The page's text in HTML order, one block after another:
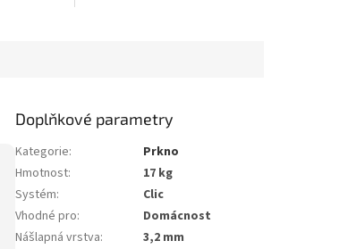
Doplňkové parametry
Kategorie:
Prkno
Hmotnost:
17 kg
Systém:
Clic
Vhodné pro:
Domácnost
Nášlapná vrstva:
3,2 mm